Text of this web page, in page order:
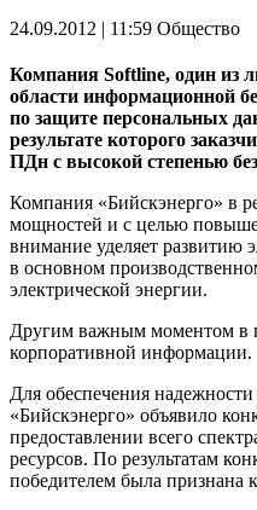
24.09.2012 | 11:59 Общество
Компания Softline, один из
области информационной
по защите персональных
результате которого
ПДн с высокой степенью
Компания «Бийскэнерго» в
мощностей и с целью
внимание уделяет
в основном
электрической энергии.
Другим важным моментом в
корпоративной информации.
Для обеспечения
«Бийскэнерго» объявило
предоставлении всего
ресурсов. По результатам
победителем была признана